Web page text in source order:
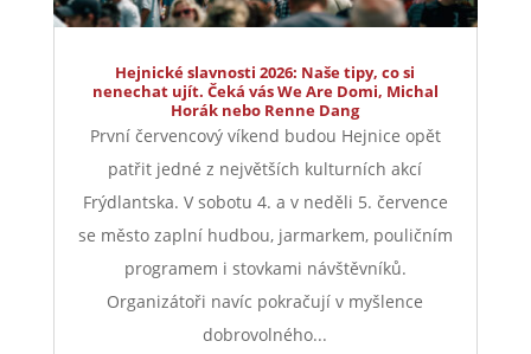
Hejnické slavnosti 2026: Naše tipy, co si
nenechat ujít. Čeká vás We Are Domi, Michal
Horák nebo Renne Dang
První červencový víkend budou Hejnice opět
patřit jedné z největších kulturních akcí
Frýdlantska. V sobotu 4. a v neděli 5. července
se město zaplní hudbou, jarmarkem, pouličním
programem i stovkami návštěvníků.
Organizátoři navíc pokračují v myšlence
dobrovolného...